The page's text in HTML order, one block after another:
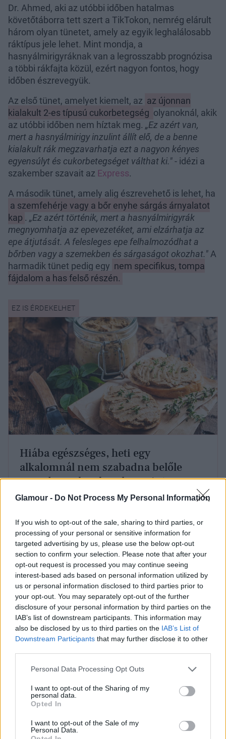
Glamour - Do Not Process My Personal Information
If you wish to opt-out of the sale, sharing to third parties, or
processing of your personal or sensitive information for
targeted advertising by us, please use the below opt-out
section to confirm your selection. Please note that after your
opt-out request is processed you may continue seeing
interest-based ads based on personal information utilized by
us or personal information disclosed to third parties prior to
your opt-out. You may separately opt-out of the further
disclosure of your personal information by third parties on the
IAB’s list of downstream participants. This information may
also be disclosed by us to third parties on the IAB’s List of
Downstream Participants that may further disclose it to other
Please note that this website/app uses one or more Google
not limited to your visit or usage behaviour. You may click to
grant or deny consent to Google and its third-party tags to
use your data for below specified purposes in below Google
consent section.
Personal Data Processing Opt Outs
I want to opt-out of the Sharing of my
personal data.
Opted In
I want to opt-out of the Sale of my
Personal Data.
Dr. Ahmed, aki az utóbbi időben hatalmas
követőtáborra tett szert a TikTokon, nemrég elárult
három olyan tünetet, amely az egyik leghalálosabb
ráktípus jele lehet. Mint mondja, a
hasnyálmirigyráknak van a legrosszabb prognózisa
a többi rákfajta közül, ezért nagyon fontos, hogy
időben észrevegyük.
Az első tünet, amelyet kiemelt, az az újonnan
kialakult 2-es típusú cukorbetegség olyanoknál, akik
az utóbbi időben nem híztak meg. „Ez azért van,
mert a hasnyálmirigy inzulint állít elő, de a benne
kialakult rák megzavarhatja ezt a nagyon kényes
egyensúlyt és cukorbetegséget válthat ki."- idézi a
szakember szavait az Express.
A második tünet, amely alig észrevehető is lehet, ha
a szemfehérje vagy a bőr enyhe sárgás árnyalatot
kap . „Ez azért történik, mert a hasnyálmirigyrák
megnyomhatja az epevezetéket, ami elzárhatja az
epe átjutását. A felesleges epe felhalmozódhat a
bőrben vagy a szemekben és sárgaságot okozhat." A
harmadik tünet pedig egy nem specifikus, tompa
fájdalom a has felső részén.
Hiába egészséges, heti egy
alkalomnál nem szabadna belőle
enned a szakemberek szerint
Sokan csak későn
fordulnak vele orvoshoz
Az Egyesült Királyságban évente körülbelül 10700
embert diagnosztizálnak hasnyálmirigyrákkal és a
betegség minden évben 9600 ember életét követeli,
ezzel az ötödik leghalálosabb
ráktípusnak számít. A
portál azt írja, minden 20. betegből csak egy éli meg
a következő 10 évet vagy többet, miután megtörtént
a diagnózis.
hogy hasnyálmirigyrákunk van. Szerencsére még
mindig viszonylag ritka betegség.A baj az, hogy a
félreértelmezett vagy figyelmen kívül hagyott tünetek
miatt sokan csak későn veszik észre
javasolnom, ha ezeket tapasztaljuk magunkon,
inkább keressük fel háziorvosunkat."